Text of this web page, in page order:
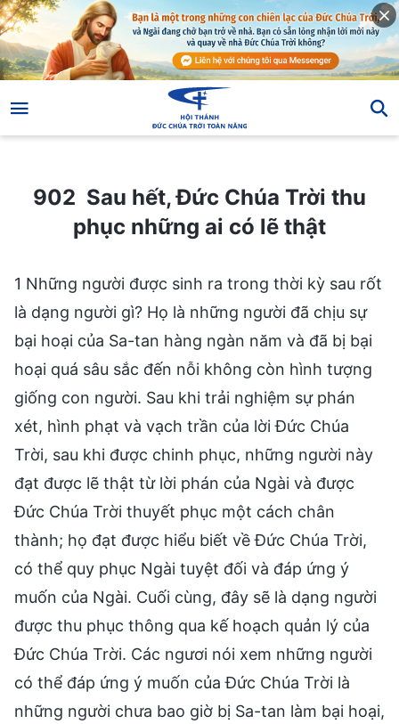
902 Sau hết, Đức Chúa Trời thu
phục những ai có lẽ thật
1 Những người được sinh ra trong thời kỳ sau rốt
là dạng người gì? Họ là những người đã chịu sự
bại hoại của Sa-tan hàng ngàn năm và đã bị bại
hoại quá sâu sắc đến nỗi không còn hình tượng
giống con người. Sau khi trải nghiệm sự phán
xét, hình phạt và vạch trần của lời Đức Chúa
Trời, sau khi được chinh phục, những người này
đạt được lẽ thật từ lời phán của Ngài và được
Đức Chúa Trời thuyết phục một cách chân
thành; họ đạt được hiểu biết về Đức Chúa Trời,
có thể quy phục Ngài tuyệt đối và đáp ứng ý
muốn của Ngài. Cuối cùng, đây sẽ là dạng người
được thu phục thông qua kế hoạch quản lý của
Đức Chúa Trời. Các ngươi nói xem những người
có thể đáp ứng ý muốn của Đức Chúa Trời là
những người chưa bao giờ bị Sa-tan làm bại hoại,